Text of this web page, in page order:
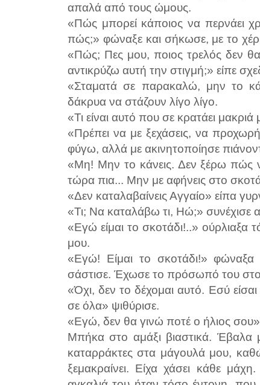
απαλά από τους ώμους.
«Πώς μπορεί κάποιος να περνάει
πώς;» φώναξε και σήκωσε, με το
«Πώς; Πες μου, ποιος τρελός δεν
αντικρύζω αυτή την στιγμή;» είπε
«Σταματά σε παρακαλώ, μην το
δάκρυα να στάζουν λίγο λίγο.
«Τι είναι αυτό που σε κρατάει
«Πρέπει να με ξεχάσεις, να
φύγω, αλλά με ακινητοποίησε
«Μη! Μην το κάνεις. Δεν ξέρω πώς
τώρα πια... Μην με αφήνεις στο
«Δεν καταλαβαίνεις Αγγαίο» είπα
«Τι; Να καταλάβω τι, Ηώ;» συνέχισε
«Εγώ είμαι το σκοτάδι!..» ούρλιαξα
μου.
«Εγώ! Είμαι το σκοτάδι!» φώναξα
σάστισε. Έχωσε το πρόσωπό του
«Όχι, δεν το δέχομαι αυτό. Εσύ
σε όλα» ψιθύρισε.
«Εγώ, δεν θα γινώ ποτέ ο ήλιος
Μπήκα στο αμάξι βιαστικά.
καταρράκτες στα μάγουλά μου,
ξεμακραίνει. Είχα χάσει κάθε